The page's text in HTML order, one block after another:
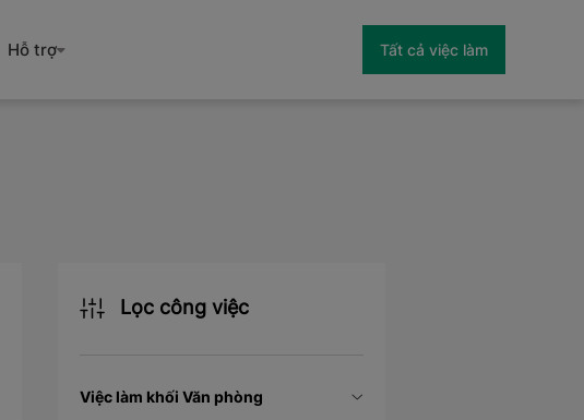
Hỗ trợ Tất cả việc làm
Lọc công việc
Việc làm khối Văn phòng